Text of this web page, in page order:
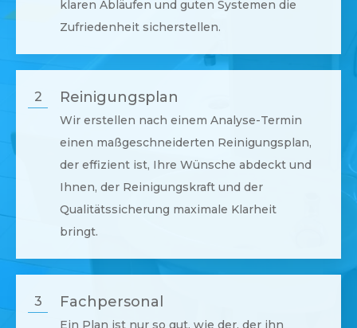
klaren Abläufen und guten Systemen die
Zufriedenheit sicherstellen.
2 Reinigungsplan
Wir erstellen nach einem Analyse-Termin
einen maßgeschneiderten Reinigungsplan,
der effizient ist, Ihre Wünsche abdeckt und
Ihnen, der Reinigungskraft und der
Qualitätssicherung maximale Klarheit
bringt.
3 Fachpersonal
Ein Plan ist nur so gut, wie der, der ihn